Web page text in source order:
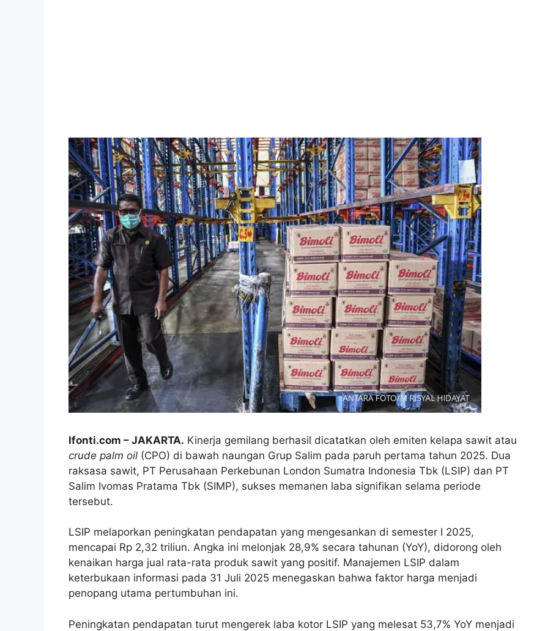
Ifonti.com – JAKARTA. Kinerja gemilang berhasil dicatatkan oleh emiten kelapa sawit atau
crude palm oil (CPO) di bawah naungan Grup Salim pada paruh pertama tahun 2025. Dua
raksasa sawit, PT Perusahaan Perkebunan London Sumatra Indonesia Tbk (LSIP) dan PT
Salim Ivomas Pratama Tbk (SIMP), sukses memanen laba signifikan selama periode
tersebut.
LSIP melaporkan peningkatan pendapatan yang mengesankan di semester I 2025,
mencapai Rp 2,32 triliun. Angka ini melonjak 28,9% secara tahunan (YoY), didorong oleh
kenaikan harga jual rata-rata produk sawit yang positif. Manajemen LSIP dalam
keterbukaan informasi pada 31 Juli 2025 menegaskan bahwa faktor harga menjadi
penopang utama pertumbuhan ini.
Peningkatan pendapatan turut mengerek laba kotor LSIP yang melesat 53,7% YoY menjadi